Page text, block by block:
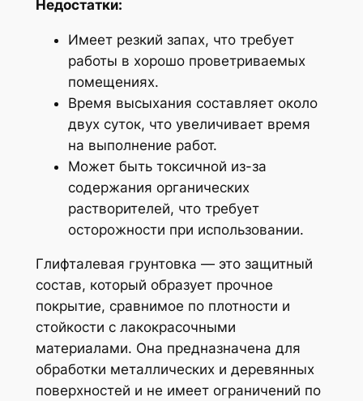
Недостатки:
Имеет резкий запах, что требует
работы в хорошо проветриваемых
помещениях.
Время высыхания составляет около
двух суток, что увеличивает время
на выполнение работ.
Может быть токсичной из-за
содержания органических
растворителей, что требует
осторожности при использовании.
Глифталевая грунтовка — это защитный
состав, который образует прочное
покрытие, сравнимое по плотности и
стойкости с лакокрасочными
материалами. Она предназначена для
обработки металлических и деревянных
поверхностей и не имеет ограничений по